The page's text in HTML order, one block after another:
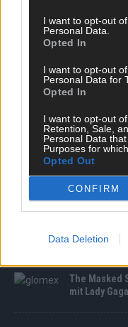
I want to opt-out
Personal Data.
Opted In
I want to opt-out
Personal Data for
Opted In
I want to opt-out
Retention, Sale,
Personal Data
Purposes for
Opted Out
CONFIRM
Data Deletion
The Masked Singer:
Loving You“ im
und
Sänger hat
The Masked
mit Lady